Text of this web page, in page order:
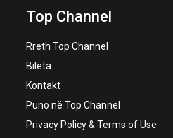
Top Channel
Rreth Top Channel
Bileta
Kontakt
Puno në Top Channel
Privacy Policy & Terms of Use